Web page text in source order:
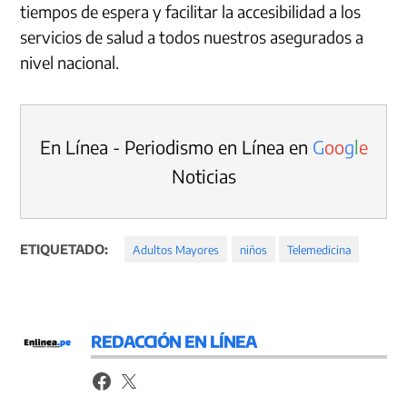
tiempos de espera y facilitar la accesibilidad a los
servicios de salud a todos nuestros asegurados a
nivel nacional.
En Línea - Periodismo en Línea en Google
Noticias
ETIQUETADO: Adultos Mayores niños Telemedicina
REDACCIÓN EN LÍNEA